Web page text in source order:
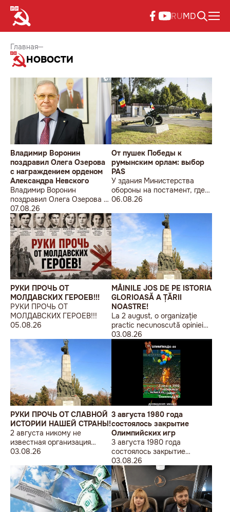
RUMD
Главная
НОВОСТИ
Владимир Воронин
поздравил Олега Озерова
с награждением орденом
Александра Невского
Владимир Воронин
поздравил Олега Озерова с
награждением орденом
Александра Невского
07.08.26
От пушек Победы к
румынским орлам: выбор
PAS
У здания Министерства
обороны на постамент, где
прежде стояла знаменитая
мужчина возложил букет
цветов.
06.08.26
РУКИ ПРОЧЬ ОТ
МОЛДАВСКИХ ГЕРОЕВ!!!
РУКИ ПРОЧЬ ОТ
МОЛДАВСКИХ ГЕРОЕВ!!!
05.08.26
MÂINILE JOS DE PE ISTORIA
GLORIOASĂ A ȚĂRII
NOASTRE!
La 2 august, o organizație
practic necunoscută opiniei
publice, autointitulată „Liga
Studenților Basarabeni”, a
organizat la Chișinău o
acțiune de protest modestă,
sub sloganul „În Uniunea
Europeană fără monumente
sovietice”.
03.08.26
РУКИ ПРОЧЬ ОТ СЛАВНОЙ
ИСТОРИИ НАШЕЙ СТРАНЫ!
2 августа никому не
известная организация
«Лига бессарабских
Кишиневе малочисленную
акцию «В Европейский Союз
без советских памятников».
03.08.26
3 августа 1980 года
состоялось закрытие
Олимпийских игр
3 августа 1980 года
состоялось закрытие
Олимпийских игр
03.08.26